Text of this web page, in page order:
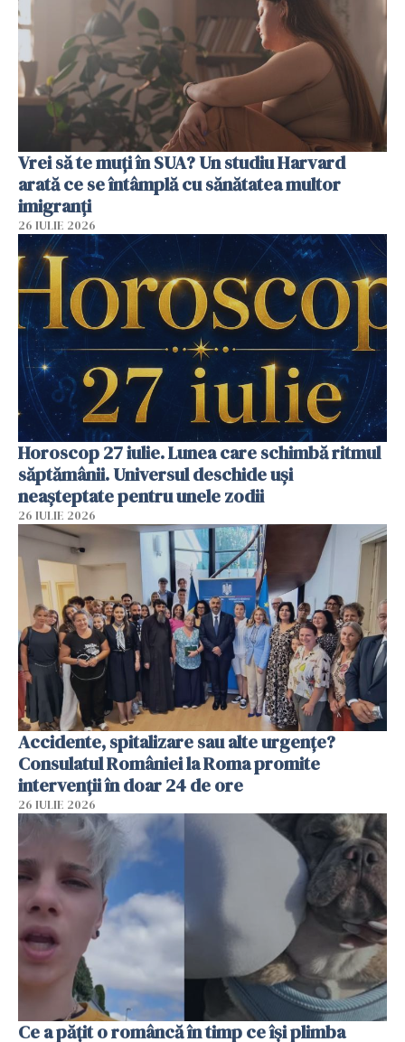
Vrei să te muți în SUA? Un studiu Harvard
arată ce se întâmplă cu sănătatea multor
imigranți
26 IULIE 2026
Horoscop 27 iulie. Lunea care schimbă ritmul
săptămânii. Universul deschide uși
neașteptate pentru unele zodii
26 IULIE 2026
Accidente, spitalizare sau alte urgențe?
Consulatul României la Roma promite
intervenții în doar 24 de ore
26 IULIE 2026
Ce a pățit o româncă în timp ce își plimba